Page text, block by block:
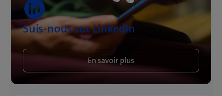
Suis-nous sur LinkedIn
En savoir plus